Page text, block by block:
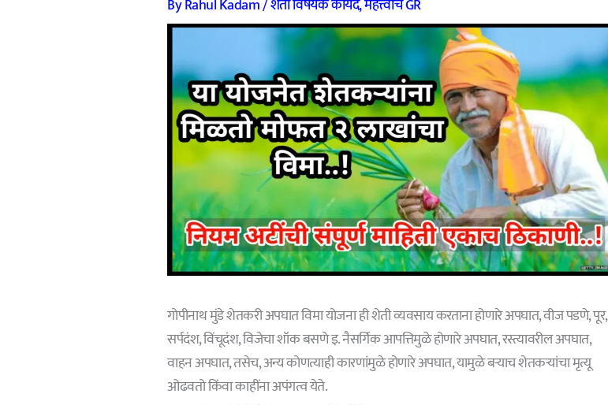
ByRahul Kadam/शेती विषयक कायदे,महत्त्वाचे GR
गोपीनाथ मुंडे शेतकरी अपघात विमा योजना ही शेती व्यवसाय करताना होणारे अपघात, वीज पडणे, पूर,
सर्पदंश, विंचूदंश, वि‍जेचा शॉक बसणे इ. नैसर्गिक आपत्तिमुळे होणारे अपघात, रस्त्यावरील अपघात,
वाहन अपघात, तसेच, अन्य कोणत्याही कारणांमुळे होणारे अपघात, यामुळे बऱ्याच शेतकऱ्यांचा मृत्यू
ओढवतो किंवा काहींना अपंगत्व येते.